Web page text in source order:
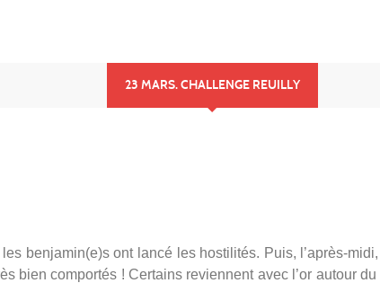
23 MARS. CHALLENGE REUILLY
benjamin(e)s ont lancé les hostilités. Puis, l’après-
bien comportés ! Certains reviennent avec l’or autour